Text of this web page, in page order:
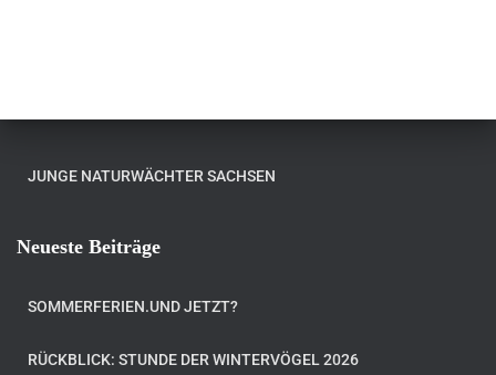
JUNGE NATURWÄCHTER SACHSEN
Neueste Beiträge
SOMMERFERIEN.UND JETZT?
RÜCKBLICK: STUNDE DER WINTERVÖGEL 2026